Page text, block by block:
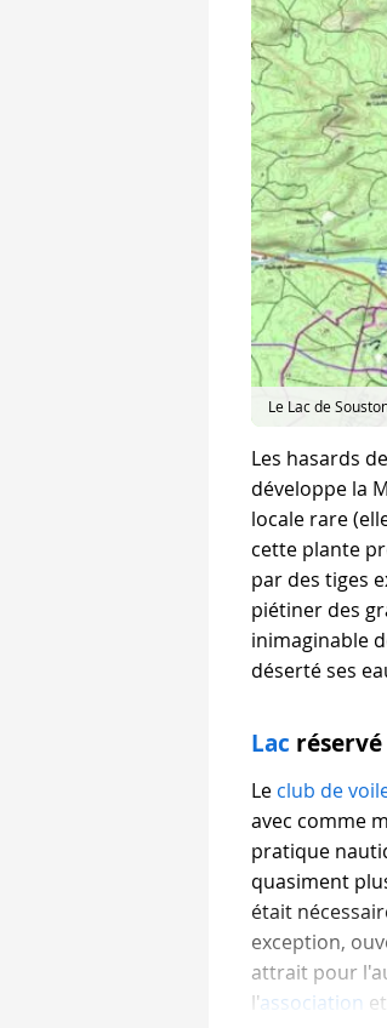
Le Lac de
Les hasards
développe la
locale rare
cette plante
par des tiges
piétiner des
inimaginable
déserté ses
Lac
Le club de
avec comme
pratique
quasiment
était
exception,
attrait pour
l'association et